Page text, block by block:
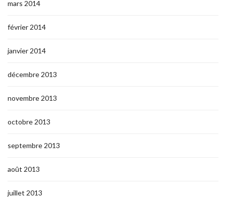
mars 2014
février 2014
janvier 2014
décembre 2013
novembre 2013
octobre 2013
septembre 2013
août 2013
juillet 2013